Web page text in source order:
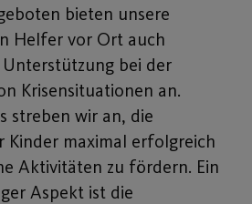
bieten unsere
Helfer vor Ort auch
bei der
Krisensituationen an.
streben wir an, die
Kinder maximal erfolgreich
Aktivitäten zu fördern. Ein
Aspekt ist die